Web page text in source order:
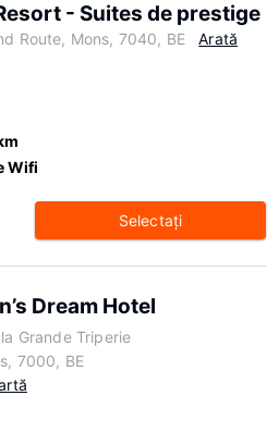
- Suites de prestige
Route, Mons, 7040, BE
Arată
Wifi
Selectaţi
Dream Hotel
Grande Triperie
7000, BE